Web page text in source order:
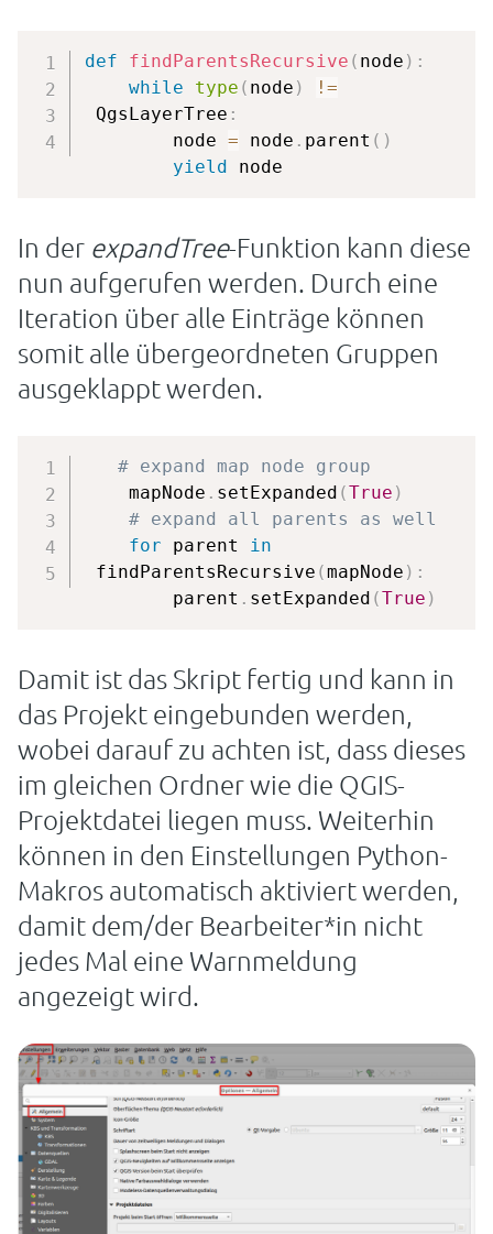
def findParentsRecursive ( node ) :
while
type ( node )
!=
QgsLayerTree :
        node
= node . parent ( )
yield node
In der expandTree-Funktion kann diese
nun aufgerufen werden. Durch eine
Iteration über alle Einträge können
somit alle übergeordneten Gruppen
ausgeklappt werden.
# expand map node group
    mapNode
. setExpanded (True )
# expand all parents as well
for parent
in
findParentsRecursive (mapNode ) :
        parent
. setExpanded (True )
Damit ist das Skript fertig und kann in
das Projekt eingebunden werden,
wobei darauf zu achten ist, dass dieses
im gleichen Ordner wie die QGIS-
Projektdatei liegen muss. Weiterhin
können in den Einstellungen Python-
Makros automatisch aktiviert werden,
damit dem/der Bearbeiter*in nicht
jedes Mal eine Warnmeldung
angezeigt wird.